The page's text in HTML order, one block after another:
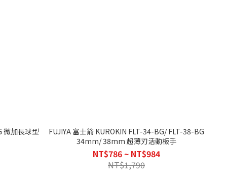
微加長球型
FUJIYA 富士箭 KUROKIN FLT-34-BG/ FLT-38-BG
34mm/ 38mm 超薄刃活動板手
NT$786 ~ NT$984
NT$1,790